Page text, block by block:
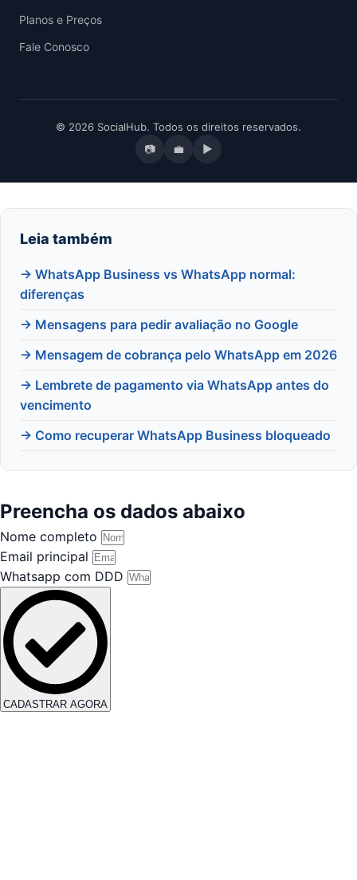
Planos e Preços
Fale Conosco
© 2026 SocialHub. Todos os direitos reservados.
📷 💼 ▶
Leia também
→ WhatsApp Business vs WhatsApp normal:
diferenças
→ Mensagens para pedir avaliação no Google
→ Mensagem de cobrança pelo WhatsApp em 2026
→ Lembrete de pagamento via WhatsApp antes do
vencimento
→ Como recuperar WhatsApp Business bloqueado
Preencha os dados abaixo
Nome completo
Email principal
Whatsapp com DDD
CADASTRAR AGORA